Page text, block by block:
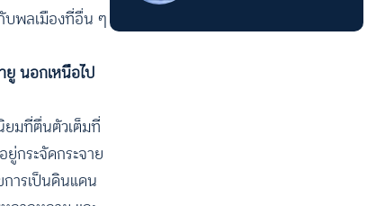
บพลเมืองที่อื่น ๆ
ยู นอกเหนือไป
ยมที่ตื่นตัวเต็มที่
ยู่กระจัดกระจาย
การเป็นดินแดน